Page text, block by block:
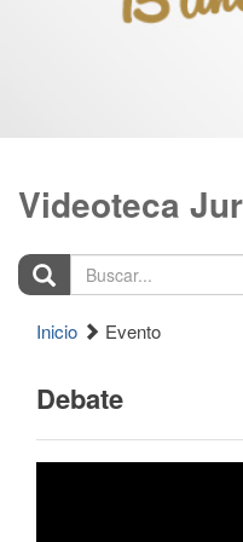
Videoteca
Buscar...
Inicio Evento
Debate